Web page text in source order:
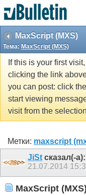
MaxScript (MXS)
Тема: MaxScript (MXS)
If this is your first
clicking the link
you can post: click
start viewing
visit from the
Метки: maxscript
JiSt сказал(-а):
21.07.2014
MaxScript (MXS)